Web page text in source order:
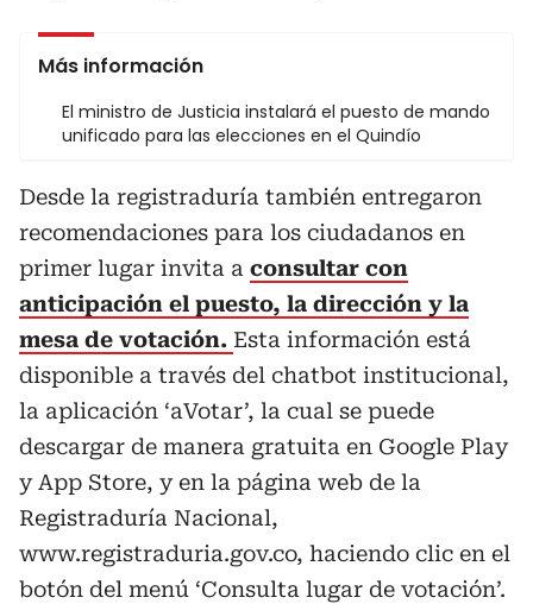
Más información
El ministro de Justicia instalará el puesto de mando
unificado para las elecciones en el Quindío
Desde la registraduría también entregaron
recomendaciones para los ciudadanos en
primer lugar invita a consultar con
anticipación el puesto, la dirección y la
mesa de votación. Esta información está
disponible a través del chatbot institucional,
la aplicación ‘aVotar’, la cual se puede
descargar de manera gratuita en Google Play
y App Store, y en la página web de la
Registraduría Nacional,
www.registraduria.gov.co, haciendo clic en el
botón del menú ‘Consulta lugar de votación’.